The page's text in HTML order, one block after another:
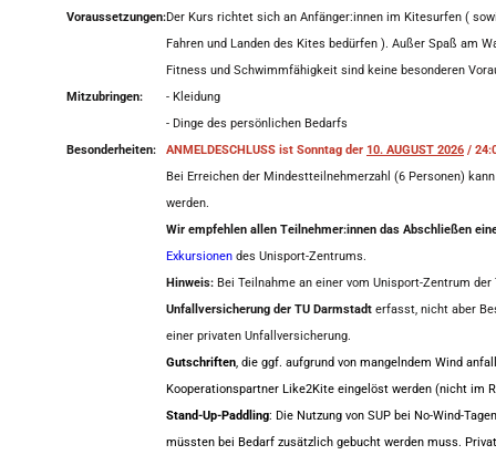
Voraussetzungen:Der Kurs richtet sich an Anfänger:innen im Kitesurfen (
Fahren und Landen des Kites bedürfen ). Außer Spaß am
Fitness und Schwimmfähigkeit sind keine besonderen
Mitzubringen:
- Kleidung
- Dinge des persönlichen Bedarfs
Besonderheiten:
ANMELDESCHLUSS ist Sonntag der 10. AUGUST 2026 /
Bei Erreichen der Mindestteilnehmerzahl (6 Personen)
werden.
Wir empfehlen allen Teilnehmer:innen das Abschließen
Exkursionen des Unisport-Zentrums.
Hinweis: Bei Teilnahme an einer vom Unisport-Zentrum
Unfallversicherung der TU Darmstadt erfasst, nicht aber
einer privaten Unfallversicherung.
Gutschriften, die ggf. aufgrund von mangelndem Wind
Kooperationspartner Like2Kite eingelöst werden (nicht im
Stand-Up-Paddling: Die Nutzung von SUP bei No-Wind-
müssten bei Bedarf zusätzlich gebucht werden muss.